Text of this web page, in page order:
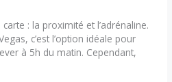
: la proximité et l’adrénaline.
c’est l’option idéale pour
à 5h du matin. Cependant,